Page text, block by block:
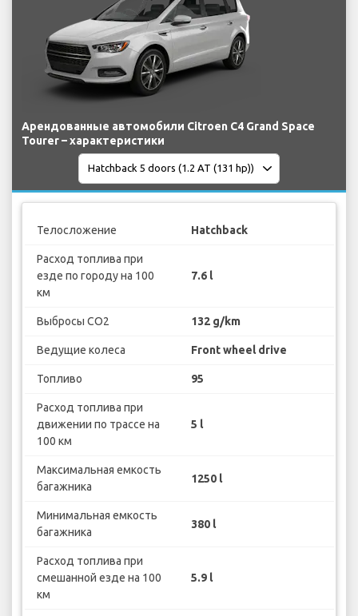
Арендованные автомобили Citroen C4 Grand Space
Tourer – характеристики
Телосложение Hatchback
Расход топлива при
езде по городу на 100
км
7.6 l
Выбросы CO2 132 g/km
Ведущие колеса Front wheel drive
Топливо 95
Расход топлива при
движении по трассе на
100 км
5 l
Максимальная емкость
багажника
1250 l
Минимальная емкость
багажника
380 l
Расход топлива при
смешанной езде на 100
км
5.9 l